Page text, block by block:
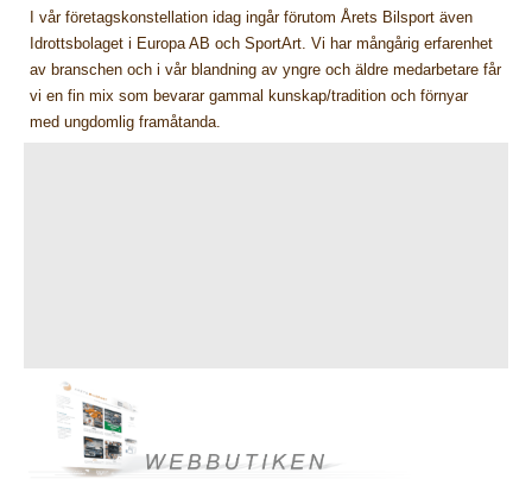
I vår företagskonstellation idag ingår förutom Årets Bilsport även
Idrottsbolaget i Europa AB och SportArt. Vi har mångårig erfarenhet
av branschen och i vår blandning av yngre och äldre medarbetare får
vi en fin mix som bevarar gammal kunskap/tradition och förnyar
med ungdomlig framåtanda.